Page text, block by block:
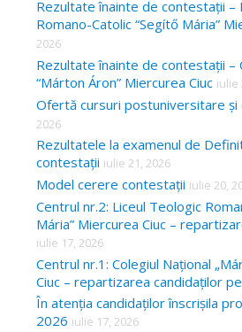
Rezultate înainte de contestații –
Romano-Catolic “Segítő Mária”
2026
Rezultate înainte de contestații –
“Márton Áron” Miercurea Ciuc iulie
Ofertă cursuri postuniversitare și
2026
Rezultatele la examenul de
contestații iulie 21, 2026
Model cerere contestații iulie 20,
Centrul nr.2: Liceul Teologic
Mária” Miercurea Ciuc –
iulie 17, 2026
Centrul nr.1: Colegiul Național
Ciuc – repartizarea candidaților
În atenția candidaților înscrișila
2026 iulie 17, 2026